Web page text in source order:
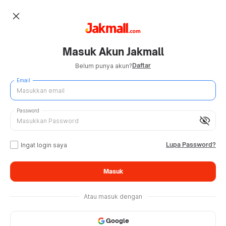
close
Masuk Akun Jakmall
Belum punya akun?Daftar
Email
visibility_off
Password
Ingat login saya Lupa Password?
Masuk
Atau masuk dengan
Google